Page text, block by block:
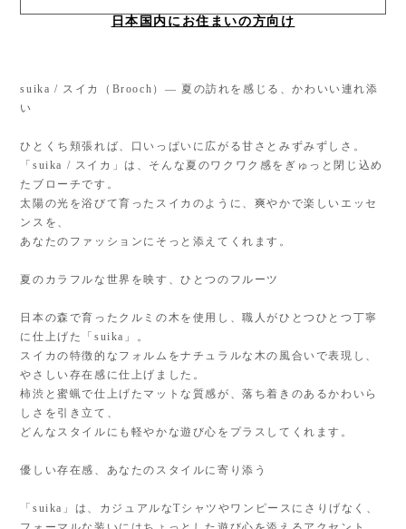
日本国内にお住まいの方向け
suika / スイカ（Brooch）— 夏の訪れを感じる、かわいい連れ添
い
ひとくち頬張れば、口いっぱいに広がる甘さとみずみずしさ。
「suika / スイカ」は、そんな夏のワクワク感をぎゅっと閉じ込め
たブローチです。
太陽の光を浴びて育ったスイカのように、爽やかで楽しいエッセ
ンスを、
あなたのファッションにそっと添えてくれます。
夏のカラフルな世界を映す、ひとつのフルーツ
日本の森で育ったクルミの木を使用し、職人がひとつひとつ丁寧
に仕上げた「suika」。
スイカの特徴的なフォルムをナチュラルな木の風合いで表現し、
やさしい存在感に仕上げました。
柿渋と蜜蝋で仕上げたマットな質感が、落ち着きのあるかわいら
しさを引き立て、
どんなスタイルにも軽やかな遊び心をプラスしてくれます。
優しい存在感、あなたのスタイルに寄り添う
「suika」は、カジュアルなTシャツやワンピースにさりげなく、